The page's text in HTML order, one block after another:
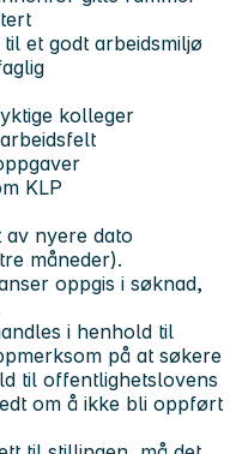
et godt arbeidsmiljø
kolleger
KLP
av nyere dato
måneder).
oppgis i søknad,
i henhold til
på at søkere
til offentlighetslovens
om å ikke bli oppført